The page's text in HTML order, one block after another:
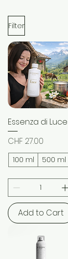
Filter
Essenza di Luce
Price
CHF 27.00
100 ml 500 ml
Add to Cart